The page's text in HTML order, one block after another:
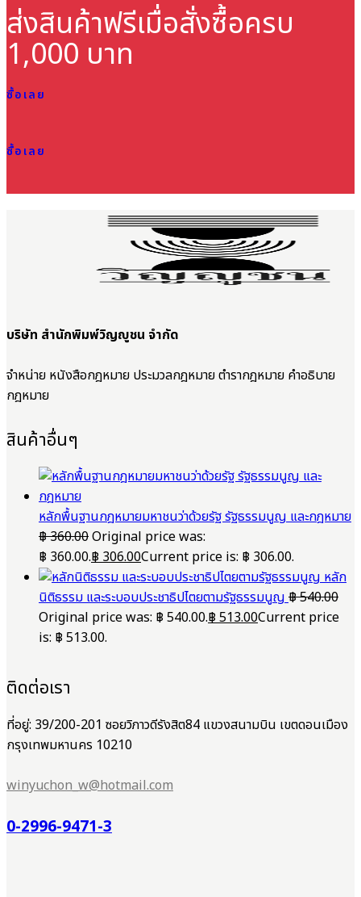
ส่งสินค้าฟรีเมื่อสั่งซื้อครบ
1,000 บาท
ซื้อเลย
ซื้อเลย
บริษัท สำนักพิมพ์วิญญูชน จำกัด
จำหน่าย หนังสือกฎหมาย ประมวลกฎหมาย ตำรากฎหมาย คำอธิบาย
กฎหมาย
สินค้าอื่นๆ
หลักพื้นฐานกฎหมายมหาชนว่าด้วยรัฐ รัฐธรรมนูญ และกฎหมาย
฿360.00Original price was:
฿ 360.00.฿306.00Current price is: ฿ 306.00.
หลัก
นิติธรรม และระบอบประชาธิปไตยตามรัฐธรรมนูญ฿540.00
Original price was: ฿ 540.00.฿513.00Current price
is: ฿ 513.00.
ติดต่อเรา
ที่อยู่: 39/200-201 ซอยวิภาวดีรังสิต84 แขวงสนามบิน เขตดอนเมือง
กรุงเทพมหานคร 10210
winyuchon_w@hotmail.com
0-2996-9471-3